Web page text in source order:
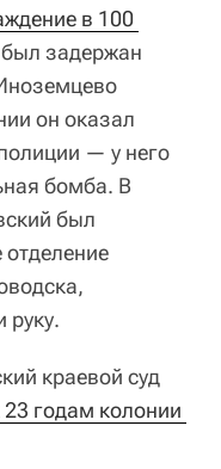
в 100
задержан
он оказал
— у него
бомба. В
был
руку.
краевой суд
23 годам колонии